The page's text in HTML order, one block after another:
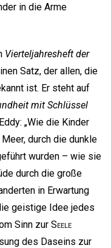
in die Arme
Vierteljahresheft der
Satz, der allen, die
ist. Er steht auf
mit Schlüssel
„Wie die Kinder
durch die dunkle
wurden – wie sie
durch die große
in Erwartung
geistige Idee jedes
Sinn zur Seele
des Daseins zur